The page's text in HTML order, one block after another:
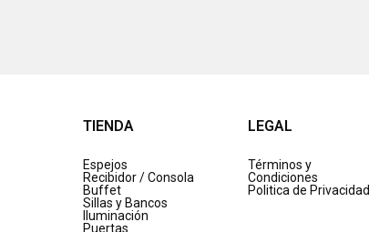
TIENDA
Espejos
Recibidor / Consola
Buffet
Sillas y Bancos
Iluminación
Puertas
LEGAL
Términos y
Condiciones
Politica de Privacidad